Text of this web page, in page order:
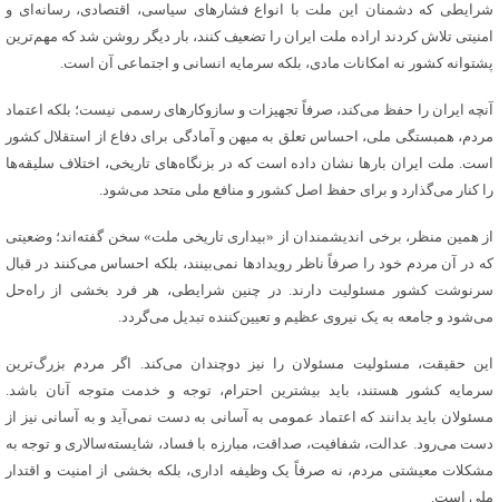
شرایطی که دشمنان این ملت با انواع فشارهای سیاسی، اقتصادی، رسانه‌ای و
امنیتی تلاش کردند اراده ملت ایران را تضعیف کنند، بار دیگر روشن شد که مهم‌ترین
پشتوانه کشور نه امکانات مادی، بلکه سرمایه انسانی و اجتماعی آن است.
آنچه ایران را حفظ می‌کند، صرفاً تجهیزات و سازوکارهای رسمی نیست؛ بلکه اعتماد
مردم، همبستگی ملی، احساس تعلق به میهن و آمادگی برای دفاع از استقلال کشور
است. ملت ایران بارها نشان داده است که در بزنگاه‌های تاریخی، اختلاف سلیقه‌ها
را کنار می‌گذارد و برای حفظ اصل کشور و منافع ملی متحد می‌شود.
از همین منظر، برخی اندیشمندان از «بیداری تاریخی ملت» سخن گفته‌اند؛ وضعیتی
که در آن مردم خود را صرفاً ناظر رویدادها نمی‌بینند، بلکه احساس می‌کنند در قبال
سرنوشت کشور مسئولیت دارند. در چنین شرایطی، هر فرد بخشی از راه‌حل
می‌شود و جامعه به یک نیروی عظیم و تعیین‌کننده تبدیل می‌گردد.
این حقیقت، مسئولیت مسئولان را نیز دوچندان می‌کند. اگر مردم بزرگ‌ترین
سرمایه کشور هستند، باید بیشترین احترام، توجه و خدمت متوجه آنان باشد.
مسئولان باید بدانند که اعتماد عمومی به آسانی به دست نمی‌آید و به آسانی نیز از
دست می‌رود. عدالت، شفافیت، صداقت، مبارزه با فساد، شایسته‌سالاری و توجه به
مشکلات معیشتی مردم، نه صرفاً یک وظیفه اداری، بلکه بخشی از امنیت و اقتدار
ملی است.